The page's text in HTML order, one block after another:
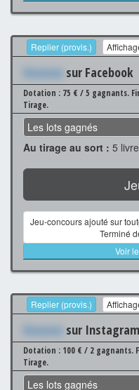
Replier (provis.)
Xxxxxxx sur Facebook
Dotation : 75 € / 5 gagnants.
Tirage.
Les lots gagnés
Au tirage au sort : 5
Jeu-concours ajouté sur
Terminé
Voir
Replier (provis.)
Xxxxxxx sur Instagram
Dotation : 100 € / 2 gagnants.
Tirage.
Les lots gagnés